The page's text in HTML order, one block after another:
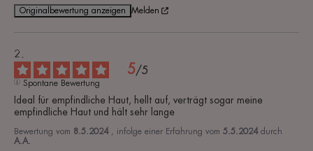
Originalbewertung anzeigen Melden
5/5
Spontane Bewertung
Ideal für empfindliche Haut, hellt auf, verträgt sogar meine
empfindliche Haut und hält sehr lange
Bewertung vom 8.5.2024 , infolge einer Erfahrung vom 5.5.2024 durch
A.A.